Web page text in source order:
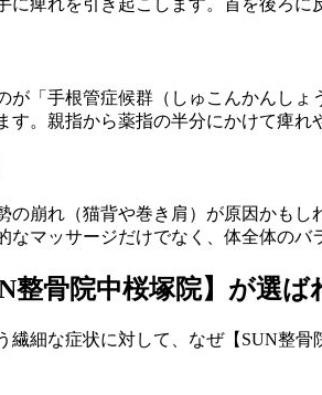
痺れを引き起こします。首を後ろ
「手根管症候群（しゅこんかんし
。親指から薬指の半分にかけて痺
崩れ（猫背や巻き肩）が原因かも
マッサージだけでなく、体全体のバ
整骨院中桜塚院】が選ば
細な症状に対して、なぜ【SUN整